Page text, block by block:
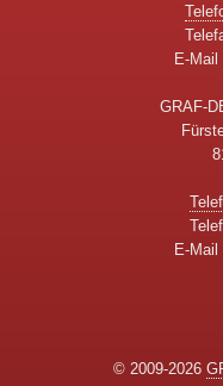
E-Mail
GRAF-
E-Mail
© 2009-2026